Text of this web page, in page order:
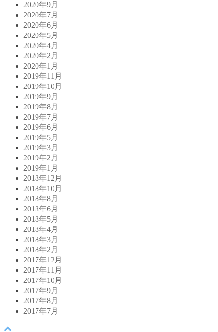
2020年9月
2020年7月
2020年6月
2020年5月
2020年4月
2020年2月
2020年1月
2019年11月
2019年10月
2019年9月
2019年8月
2019年7月
2019年6月
2019年5月
2019年3月
2019年2月
2019年1月
2018年12月
2018年10月
2018年8月
2018年6月
2018年5月
2018年4月
2018年3月
2018年2月
2017年12月
2017年11月
2017年10月
2017年9月
2017年8月
2017年7月